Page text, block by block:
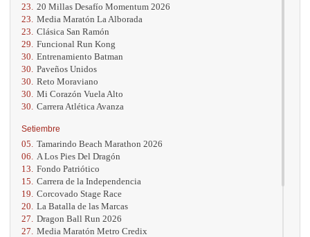
23. 20 Millas Desafío Momentum 2026
23. Media Maratón La Alborada
23. Clásica San Ramón
29. Funcional Run Kong
30. Entrenamiento Batman
30. Paveños Unidos
30. Reto Moraviano
30. Mi Corazón Vuela Alto
30. Carrera Atlética Avanza
Setiembre
05. Tamarindo Beach Marathon 2026
06.
A Los Pies Del Dragón
13. Fondo Patriótico
15. Carrera de la Independencia
19. Corcovado Stage Race
20. La Batalla de las Marcas
27. Dragon Ball Run 2026
27. Media Maratón Metro Credix